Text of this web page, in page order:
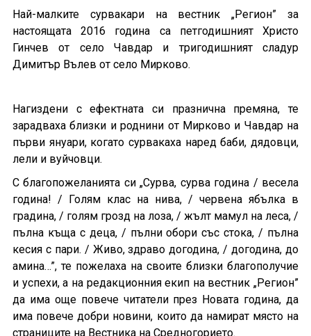
Най-малките сурвакари на вестник „Регион” за
настоящата 2016 година са петгодишният Христо
Гинчев от село Чавдар и тригодишният сладур
Димитър Вълев от село Мирково.
Нагиздени с ефектната си празнична премяна, те
зарадваха близки и роднини от Мирково и Чавдар на
първи януари, когато сурвакаха наред баби, дядовци,
лели и вуйчовци.
С благопожеланията си „Сурва, сурва година / весела
година! / Голям клас на нива, / червена ябълка в
градина, / голям грозд на лоза, / жълт мамул на леса, /
пълна къща с деца, / пълни обори със стока, / пълна
кесия с пари. / Живо, здраво догодина, / догодина, до
амина…”, те пожелаха на своите близки благополучие
и успехи, а на редакционния екип на вестник „Регион”
да има още повече читатели през Новата година, да
има повече добри новини, които да намират място на
страниците на Вестника на Средногорието.